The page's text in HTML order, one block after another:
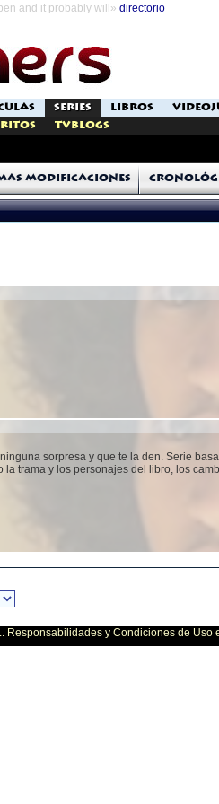
and it probably will» directorio
SERIES LIBROS
TVblogs
modificaciones
sorpresa y que te la den. Serie
la trama y los personajes del libro, los
Responsabilidades y Condiciones de Uso